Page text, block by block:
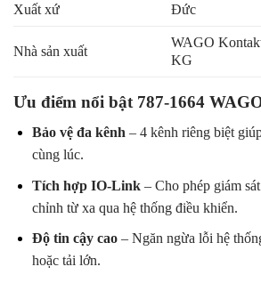
Xuất xứ Đức
Nhà sản xuất
WAGO
KG
Ưu điểm nổi bật 787-1664
Bảo vệ đa kênh – 4 kênh riêng biệt
cùng lúc.
Tích hợp IO-Link– Cho phép giám
chỉnh từ xa qua hệ thống điều khiển.
Độ tin cậy cao– Ngăn ngừa lỗi hệ
hoặc tải lớn.